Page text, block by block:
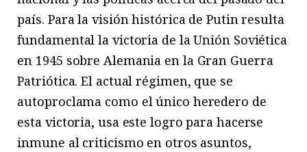
país. Para la visión histórica de Putin resulta
fundamental la victoria de la Unión Soviética
en 1945 sobre Alemania en la Gran Guerra
Patriótica. El actual régimen, que se
autoproclama como el único heredero de
esta victoria, usa este logro para hacerse
inmune al criticismo en otros asuntos,